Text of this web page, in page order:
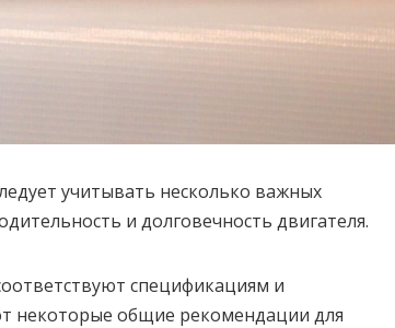
учитывать несколько важных
и долговечность двигателя.
спецификациям и
некоторые общие рекомендации для